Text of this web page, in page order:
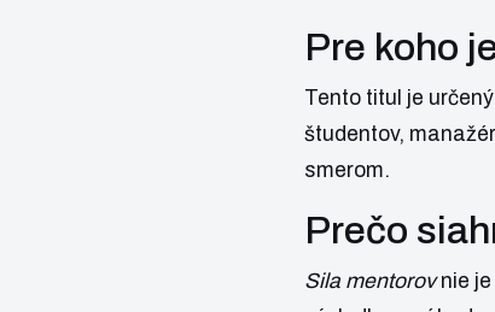
Pre koho
Tento titul je
študentov,
smerom.
Prečo
Sila mentorovnie je